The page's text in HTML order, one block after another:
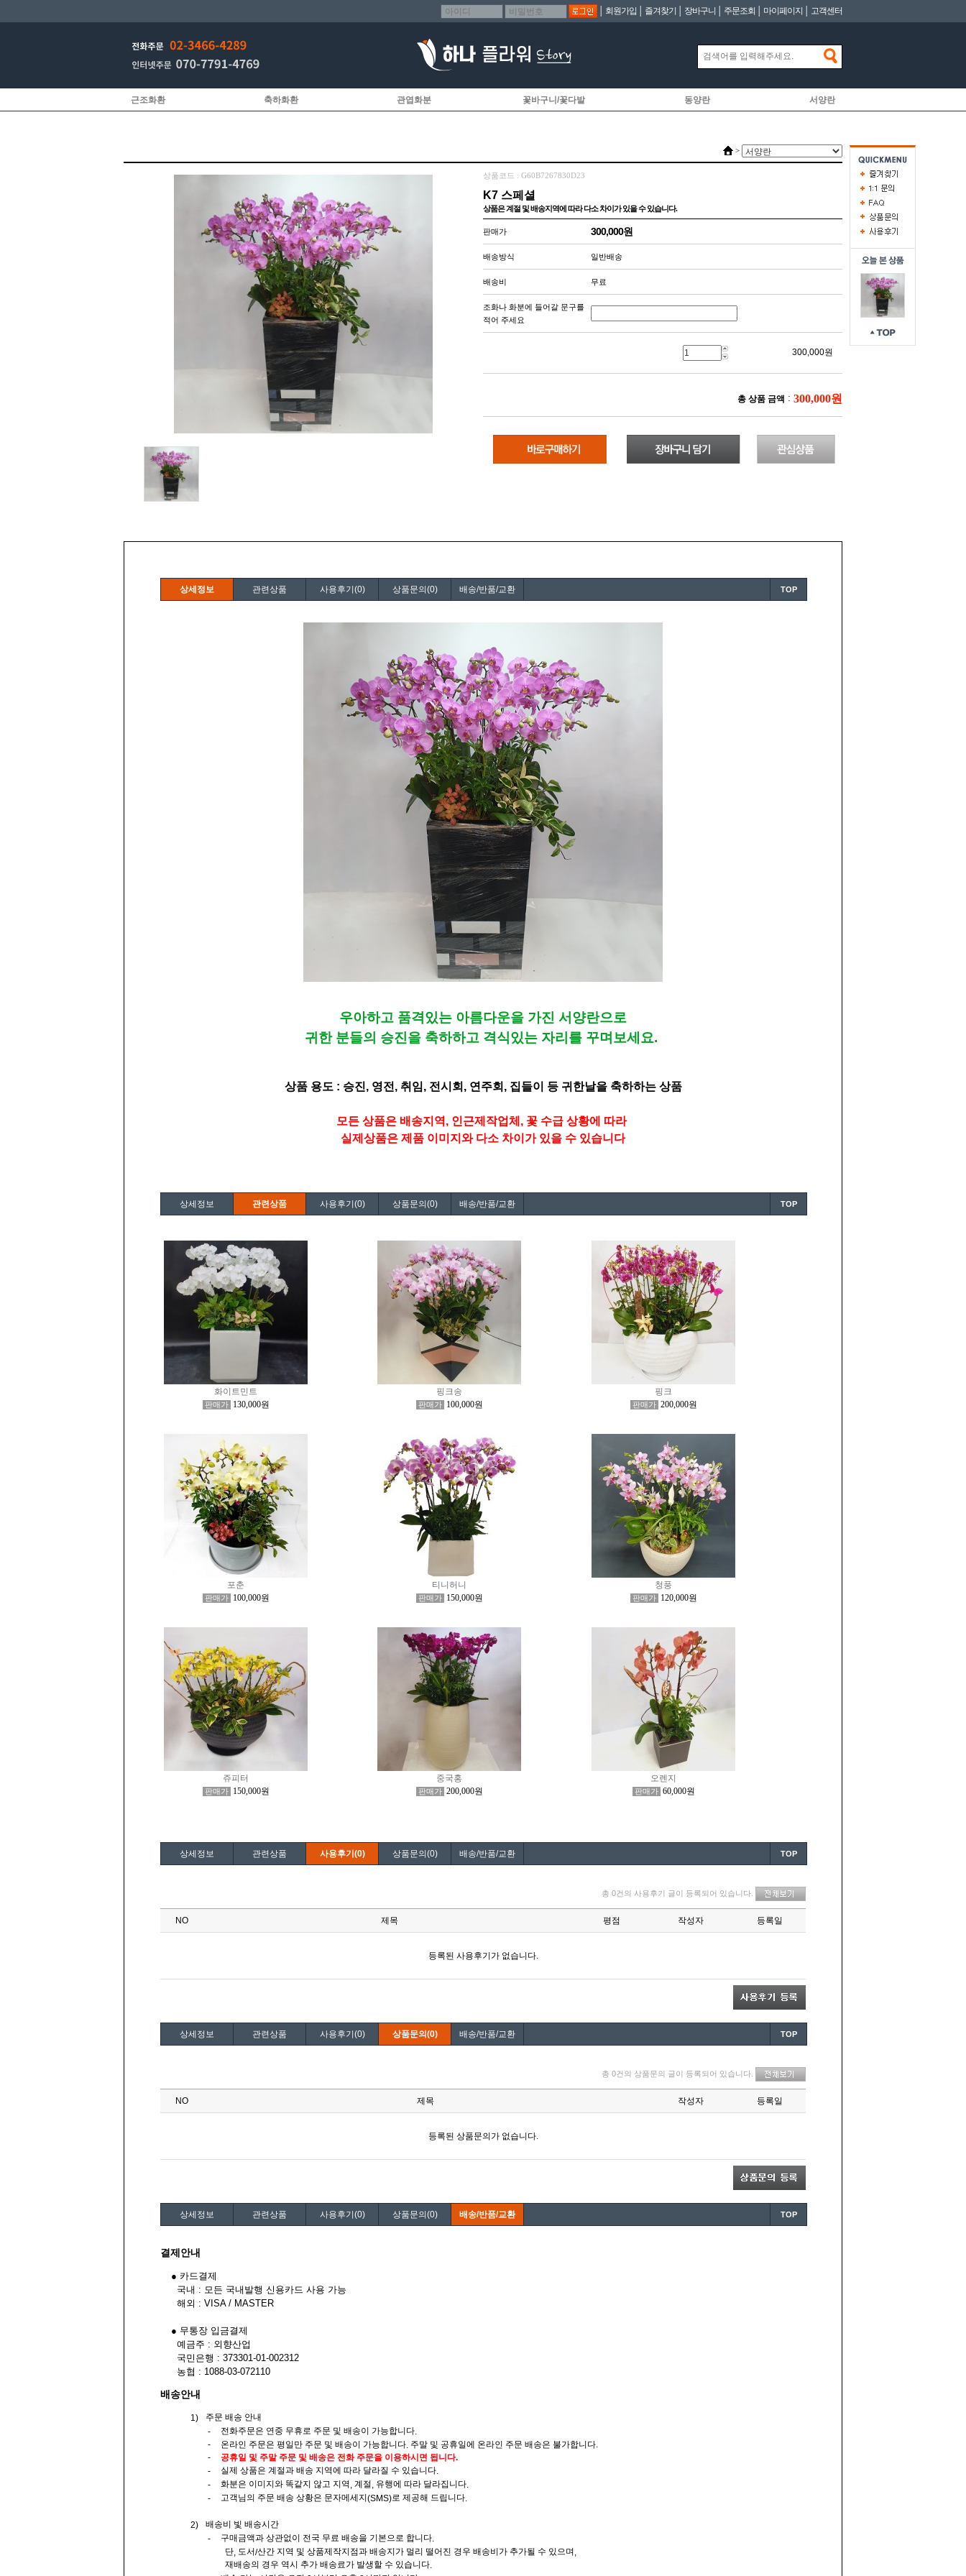
회원가입 즐겨찾기 장바구니 주문조회 마이페이지 고객센터
근조화환 축하화환 관엽화분 꽃바구니/꽃다발 동양란 서양란
>
상품코드 : G60B7267830D23
K7 스페셜
상품은 계절 및 배송지역에 따라 다소 차이가 있을 수 있습니다.
판매가 300,000원
배송방식 일반배송
배송비 무료
조화나 화분에 들어갈 문구를
적어 주세요
300,000원
총 상품 금액 : 300,000원
상세정보 관련상품 사용후기(0) 상품문의(0) 배송/반품/교환 TOP
우아하고 품격있는 아름다운을 가진 서양란으로
귀한 분들의 승진을 축하하고 격식있는 자리를 꾸며보세요.
상품 용도 : 승진, 영전, 취임, 전시회, 연주회, 집들이 등 귀한날을 축하하는 상품
모든 상품은 배송지역, 인근제작업체, 꽃 수급 상황에 따라
실제상품은 제품 이미지와 다소 차이가 있을 수 있습니다
상세정보 관련상품 사용후기(0) 상품문의(0) 배송/반품/교환 TOP
화이트민트
판매가 130,000원
핑크송
판매가 100,000원
핑크
판매가 200,000원
포춘
판매가 100,000원
티니허니
판매가 150,000원
청풍
판매가 120,000원
쥬피터
판매가 150,000원
중국홍
판매가 200,000원
오렌지
판매가 60,000원
상세정보 관련상품 사용후기(0) 상품문의(0) 배송/반품/교환 TOP
상세정보 관련상품 사용후기(0) 상품문의(0) 배송/반품/교환 TOP
상세정보 관련상품 사용후기(0) 상품문의(0) 배송/반품/교환 TOP
결제안내
● 카드결제
국내 : 모든 국내발행 신용카드 사용 가능
해외 : VISA / MASTER
● 무통장 입금결제
예금주 : 외향산업
국민은행 : 373301-01-002312
농협 : 1088-03-072110
배송안내
1)
주문 배송 안내
-
전화주문은 연중 무휴로 주문 및 배송이 가능합니다.
-
온라인 주문은 평일만 주문 및 배송이 가능합니다. 주말 및 공휴일에 온라인 주문 배송은 불가합니다.
-
공휴일 및 주말 주문 및 배송은 전화 주문을 이용하시면 됩니다.
-
실제 상품은 계절과 배송 지역에 따라 달라질 수 있습니다.
-
화분은 이미지와 똑같지 않고 지역 , 계절 , 유행에 따라 달라집니다.
-
고객님의 주문 배송 상황은 문자메세지 (SMS)로 제공해 드립니다.
2)
배송비 빛 배송시간
-
구매금액과 상관없이 전국 무료 배송을 기본으로 합니다.
단, 도서/산간 지역 및 상품제작지점과 배송지가 멀리 떨어진 경우 배송비가 추가될 수 있으며
재배송의 경우 역시 추가 배송료가 발생할 수 있습니다.